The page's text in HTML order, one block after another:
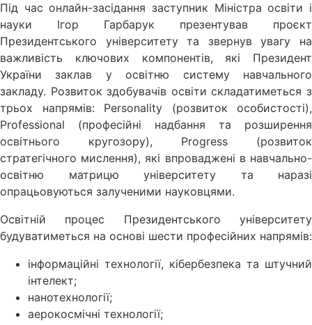
Під час онлайн-засідання заступник Міністра освіти і
науки Ігор Гарбарук презентував проєкт
Президентського університету та звернув увагу на
важливість ключових компонентів, які Президент
України заклав у освітню систему навчального
закладу. Розвиток здобувачів освіти складатиметься з
трьох напрямів: Personality (розвиток особистості),
Professional (професійні надбання та розширення
освітнього кругозору), Progress (розвиток
стратегічного мислення), які впроваджені в навчально-
освітню матрицю університету та наразі
опрацьовуються залученими науковцями.
Освітній процес Президентського університету
будуватиметься на основі шести професійних напрямів:
інформаційні технології, кібербезпека та штучний
інтелект;
нанотехнології;
аерокосмічні технології;